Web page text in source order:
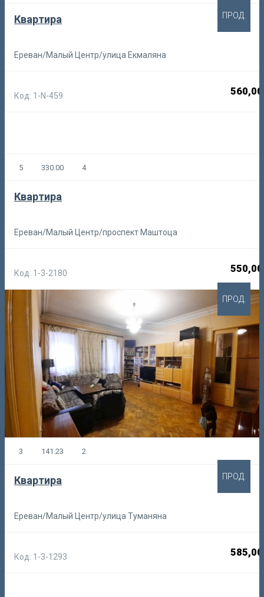
Квартира
Ереван/Малый Центр/улица Екмаляна
Код: 1-N-459
ПРОД.
5 330.00 4
Квартира
Ереван/Малый Центр/проспект Маштоца
Код: 1-3-2180
ПРОД.
3 141.23 2
Квартира
Ереван/Малый Центр/улица Туманяна
Код: 1-3-1293
ПРОД.